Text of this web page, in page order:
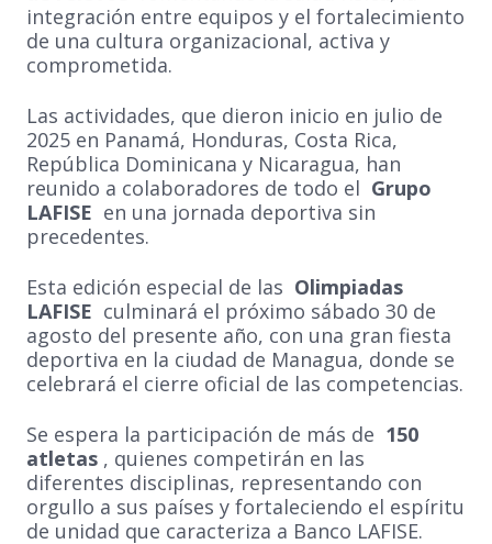
integración entre equipos y el fortalecimiento
de una cultura organizacional, activa y
comprometida.
Las actividades, que dieron inicio en julio de
2025 en Panamá, Honduras, Costa Rica,
República Dominicana y Nicaragua, han
reunido a colaboradores de todo el Grupo
LAFISE en una jornada deportiva sin
precedentes.
Esta edición especial de las Olimpiadas
LAFISE culminará el próximo sábado 30 de
agosto del presente año, con una gran fiesta
deportiva en la ciudad de Managua, donde se
celebrará el cierre oficial de las competencias.
Se espera la participación de más de 150
atletas , quienes competirán en las
diferentes disciplinas, representando con
orgullo a sus países y fortaleciendo el espíritu
de unidad que caracteriza a Banco LAFISE.